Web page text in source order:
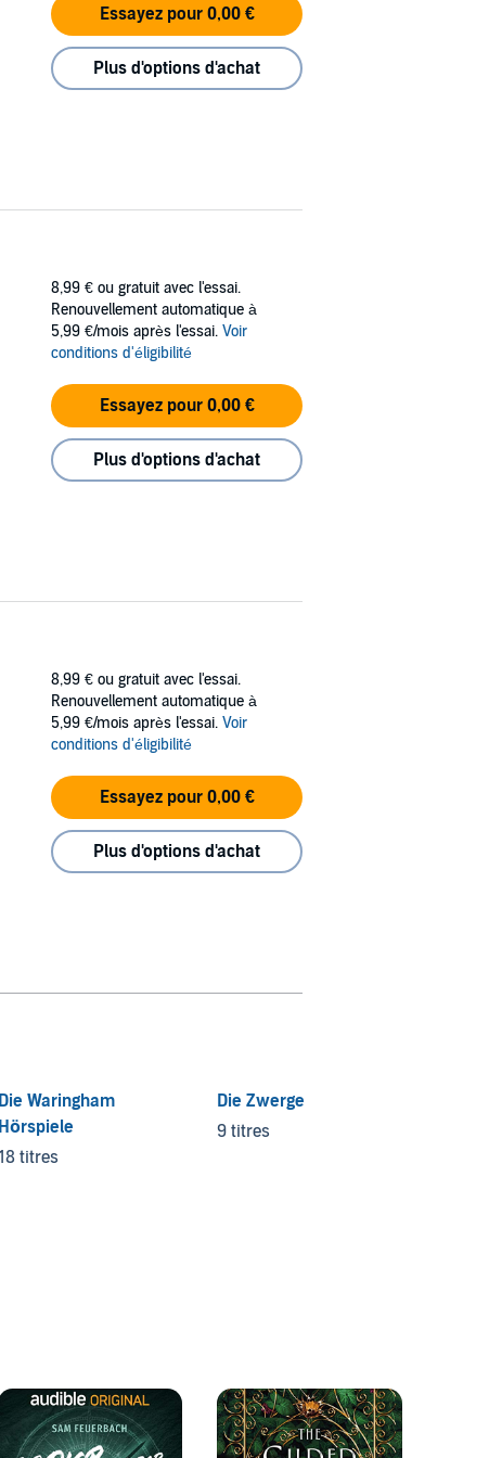
Essayez pour 0,00 €
Plus d'options d'achat
8,99 € ou gratuit avec l'essai.
Renouvellement automatique à
5,99 €/mois après l'essai. Voir
conditions d'éligibilité
Essayez pour 0,00 €
Plus d'options d'achat
8,99 € ou gratuit avec l'essai.
Renouvellement automatique à
5,99 €/mois après l'essai. Voir
conditions d'éligibilité
Essayez pour 0,00 €
Plus d'options d'achat
Die Waringham
Hörspiele
titres
Die Zwerge
9 titres